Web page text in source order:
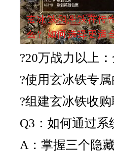
?20万战力以上
?使用玄冰铁专
?组建玄冰铁收
Q3：如何通过
A：掌握三个隐